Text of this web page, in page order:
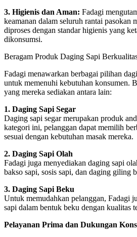
3. Higienis dan Aman: Fadagi
keamanan dalam seluruh rantai pasokan
diproses dengan standar higienis yang
dikonsumsi.
Beragam Produk Daging Sapi
Fadagi menawarkan berbagai pilihan
untuk memenuhi kebutuhan konsumen.
yang mereka sediakan antara lain:
1. Daging Sapi Segar
Daging sapi segar merupakan produk
kategori ini, pelanggan dapat memilih
sesuai dengan kebutuhan masak mereka.
2. Daging Sapi Olah
Fadagi juga menyediakan daging sapi
bakso sapi, sosis sapi, dan daging giling
3. Daging Sapi Beku
Untuk memudahkan pelanggan, Fadagi
sapi dalam bentuk beku dengan kualitas
Pelayanan Prima dan Dukungan